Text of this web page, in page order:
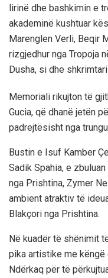
lirinë dhe bashkimin e
akademinë kushtuar
Marenglen Verli, Beqir
rizgjedhur nga Tropoja
Dusha, si dhe
Memoriali rikujton të
Gucia, që dhanë jetën
padrejtësisht nga
Bustin e Isuf Kamber
Sadik Spahia, e
nga Prishtina, Zymer
ambient atraktiv të
Blakçori nga Prishtina.
Në kuadër të shënimit
pika artistike me këngë
Ndërkaq për të